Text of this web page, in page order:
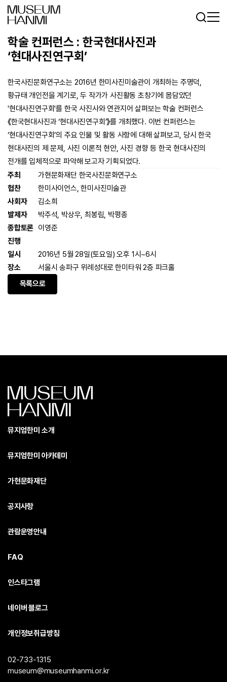
학술 컨퍼런스 : 한국현대사진과
‘현대사진연구회’
한국사진문화연구소는 2016년 한미사진미술관이 개최하는 주명덕,
황규태 개인전을 계기로, 두 작가가 사진활동 초창기에 몸담았던
'현대사진연구회'를 한국 사진사와 연관지어 살펴보는 학술 컨퍼런스
《한국현대사진과 ‘현대사진연구회’》를 개최했다. 이번 컨퍼런스는
‘현대사진연구회’의 주요 인물 및 활동 사항에 대해 살펴보고, 당시 한국
현대사진의 제 문제, 사진 이론적 현안, 사진 경향 등 한국 현대사진의
전개를 입체적으로 파악해 보고자 기획되었다.
주최
가현문화재단 한국사진문화연구소
협찬
한미사이언스, 한미사진미술관
사회자
김소희
발제자
박주석, 박상우, 최봉림, 박평종
종합토론
진행
이영준
일시
2016년 5월 28일(토요일) 오후 1시~6시
장소
서울시 송파구 위례성대로 한미타워 2층 파크홀
목록으로
뮤지엄한미 소개
뮤지엄한미 아카데미
가현문화재단
공지사항
관람운영안내
FAQ
인스타그램
네이버 블로그
개인정보취급방침
02-733-1315
museum@museumhanmi.or.kr